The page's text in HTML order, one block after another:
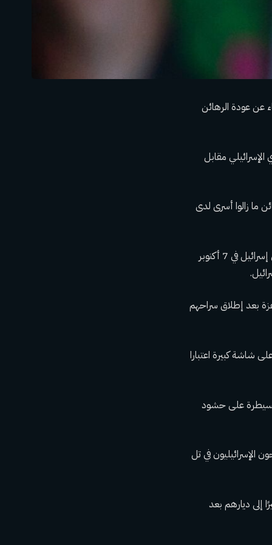
عن عودة الرهائن
مقابل
ما زالوا أسرى لدى
سيتم إعادة ما مجموعه 33 رهينة إسرائيلية، 31 منهم اختطفتهم حماس خلال هجوم حماس على إسرائيل في 7 أكتوبر
السابع من أكتوبر تشرين الأول وما زال 91 منهم في غزة بعد إطلاق سراحهم
فرانس برس حشدا صامتا يشاهدون تغطية على مدار 24 ساعة على شاشة كبيرة اعتبارا
على حشود
الإسرائيليون في تل
إلى ديارهم بعد